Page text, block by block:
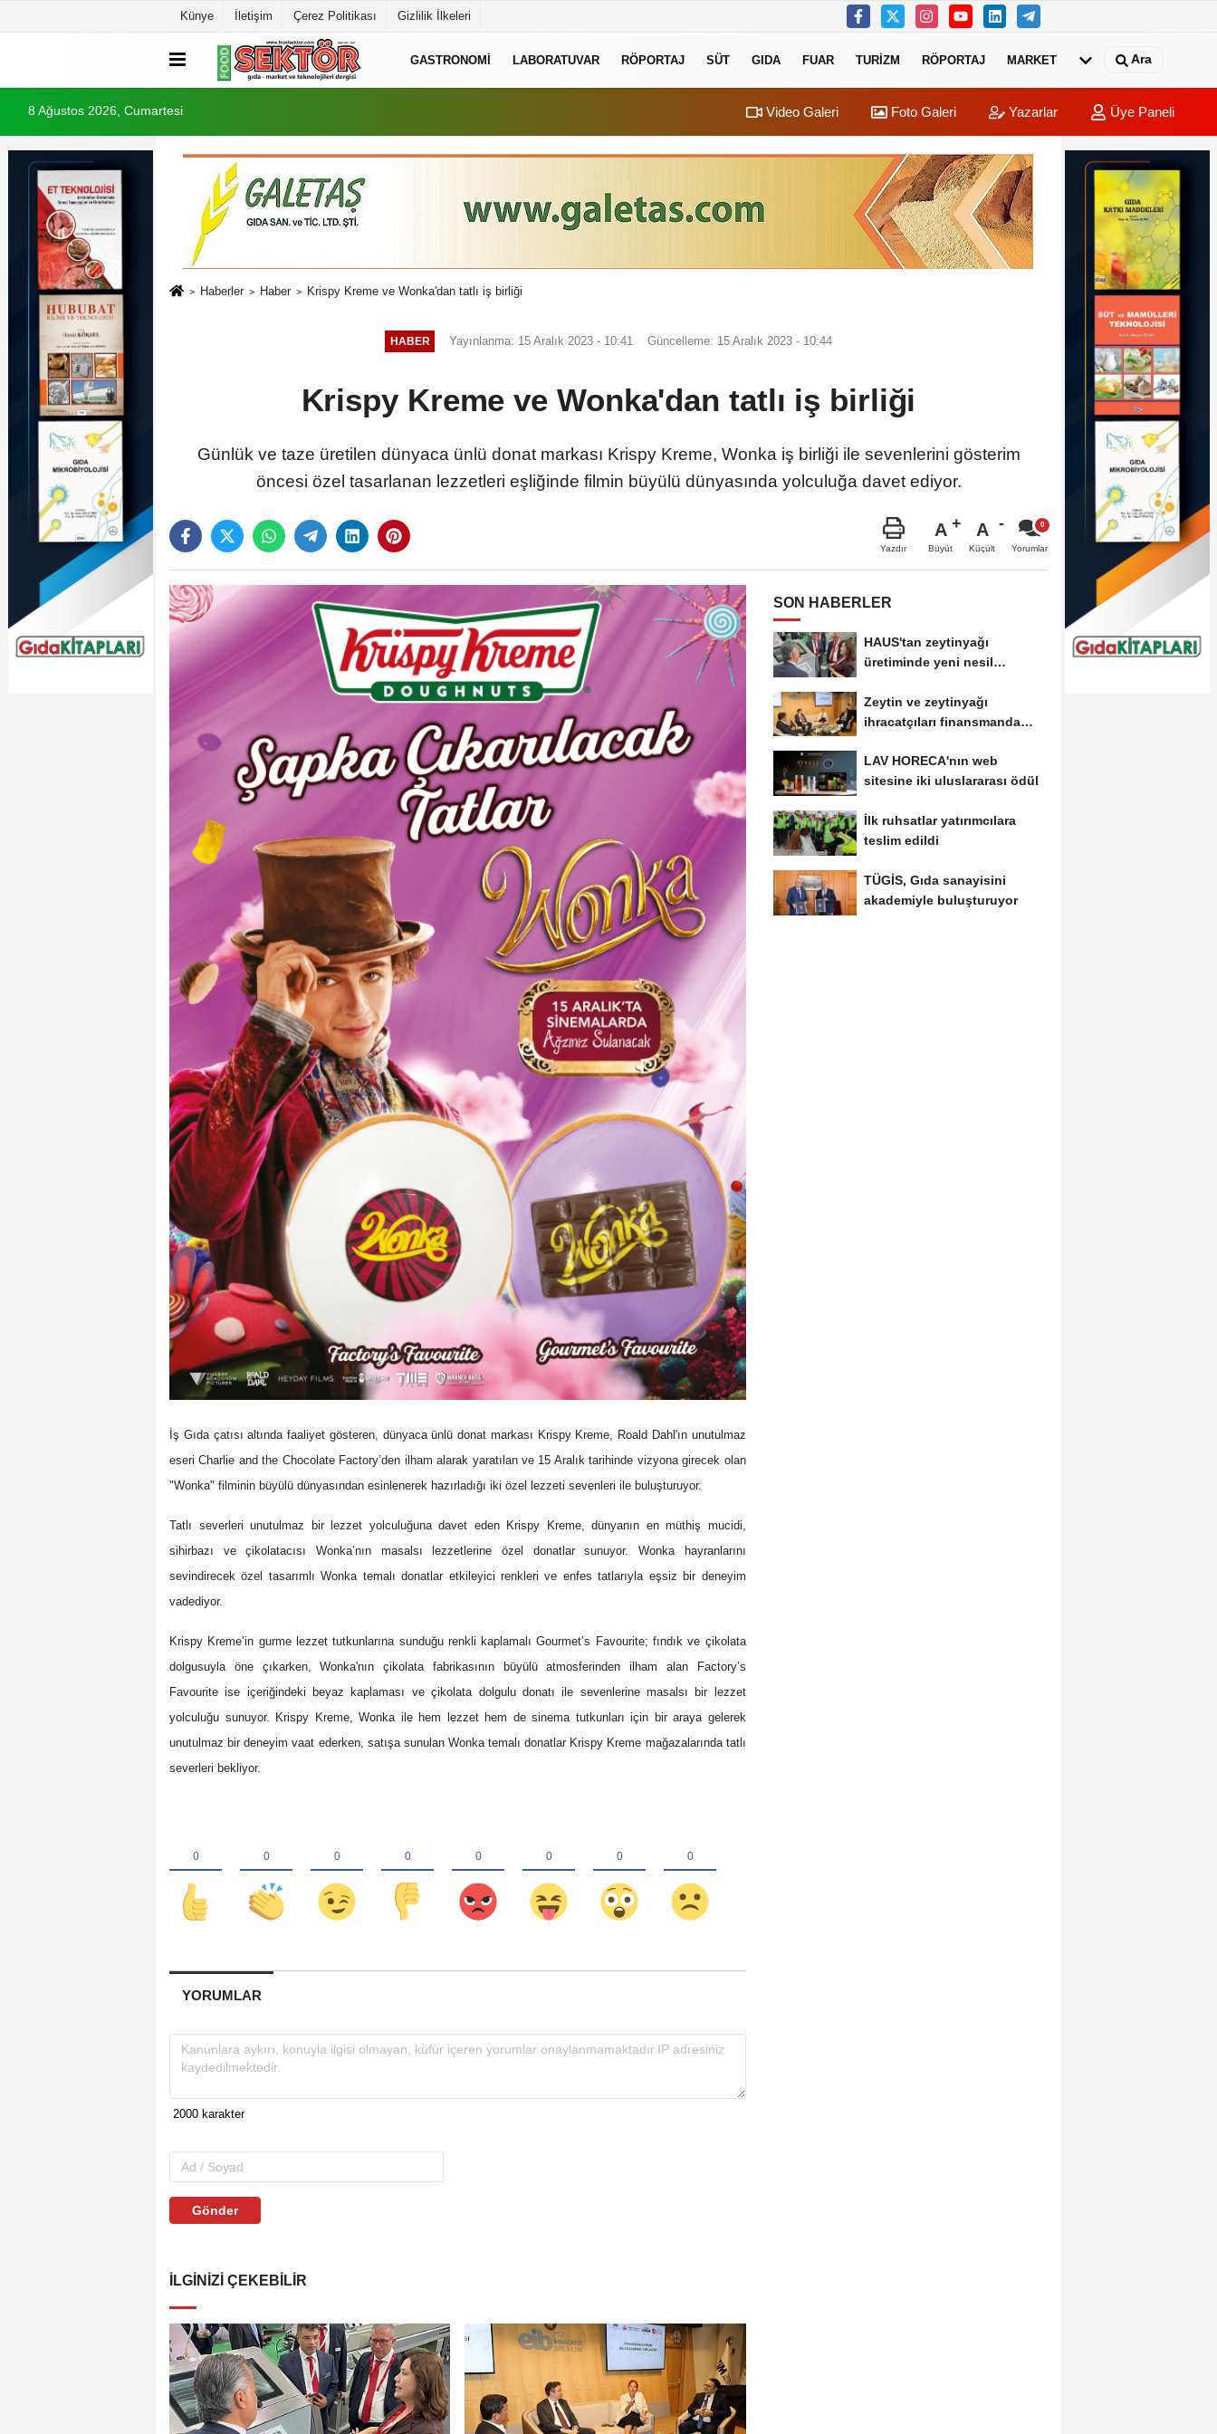
Künye İletişim Çerez Politikası Gizlilik İlkeleri
GASTRONOMI LABORATUVAR RÖPORTAJ SÜT GIDA FUAR TURIZM RÖPORTAJ MARKET Ara
8 Ağustos 2026, Cumartesi Video Galeri Foto Galeri Yazarlar Üye Paneli
Haberler Haber Krispy Kreme ve Wonka'dan tatlı iş birliği
HABER Yayınlanma: 15 Aralık 2023 - 10:41 Güncelleme: 15 Aralık 2023 - 10:44
Krispy Kreme ve Wonka'dan tatlı iş birliği
Günlük ve taze üretilen dünyaca ünlü donat markası Krispy Kreme, Wonka iş birliği ile sevenlerini gösterim
öncesi özel tasarlanan lezzetleri eşliğinde filmin büyülü dünyasında yolculuğa davet ediyor.
Yazdır
A
Büyüt
A
Küçült Yorumlar
İş Gıda çatısı altında faaliyet gösteren, dünyaca ünlü donat markası Krispy Kreme, Roald Dahl'ın unutulmaz
eseri Charlie and the Chocolate Factory’den ilham alarak yaratılan ve 15 Aralık tarihinde vizyona girecek olan
"Wonka" filminin büyülü dünyasından esinlenerek hazırladığı iki özel lezzeti sevenleri ile buluşturuyor.
Tatlı severleri unutulmaz bir lezzet yolculuğuna davet eden Krispy Kreme, dünyanın en müthiş mucidi,
sihirbazı ve çikolatacısı Wonka’nın masalsı lezzetlerine özel donatlar sunuyor. Wonka hayranlarını
sevindirecek özel tasarımlı Wonka temalı donatlar etkileyici renkleri ve enfes tatlarıyla eşsiz bir deneyim
vadediyor.
Krispy Kreme’in gurme lezzet tutkunlarına sunduğu renkli kaplamalı Gourmet’s Favourite; fındık ve çikolata
dolgusuyla öne çıkarken, Wonka'nın çikolata fabrikasının büyülü atmosferinden ilham alan Factory’s
Favourite ise içeriğindeki beyaz kaplaması ve çikolata dolgulu donatı ile sevenlerine masalsı bir lezzet
yolculuğu sunuyor. Krispy Kreme, Wonka ile hem lezzet hem de sinema tutkunları için bir araya gelerek
unutulmaz bir deneyim vaat ederken, satışa sunulan Wonka temalı donatlar Krispy Kreme mağazalarında tatlı
severleri bekliyor.
YORUMLAR
Gönder
İLGINIZI ÇEKEBILIR
SON HABERLER
HAUS'tan zeytinyağı
üretiminde yeni nesil
Zeytin ve zeytinyağı
ihracatçıları finansmanda
LAV HORECA'nın web
sitesine iki uluslararası ödül
İlk ruhsatlar yatırımcılara
teslim edildi
TÜGİS, Gıda sanayisini
akademiyle buluşturuyor